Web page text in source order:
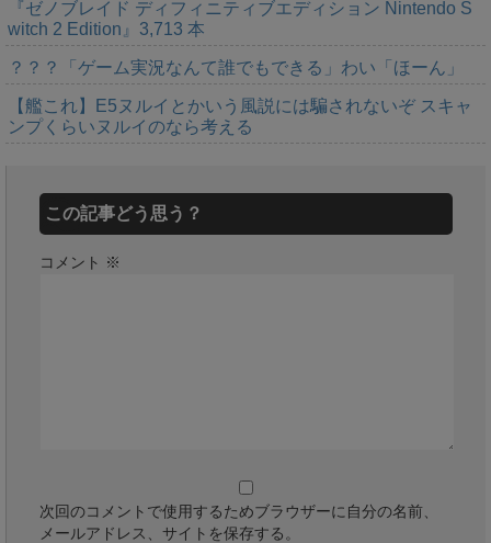
『ゼノブレイド ディフィニティブエディション Nintendo S
witch 2 Edition』3,713 本
？？？「ゲーム実況なんて誰でもできる」わい「ほーん」
【艦これ】E5ヌルイとかいう風説には騙されないぞ スキャ
ンプくらいヌルイのなら考える
この記事どう思う？
コメント ※
次回のコメントで使用するためブラウザーに自分の名前、
メールアドレス、サイトを保存する。